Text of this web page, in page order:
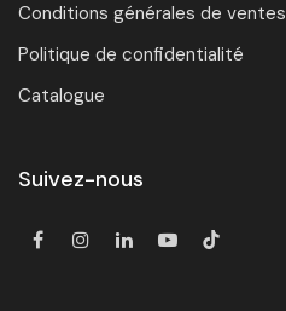
Conditions générales de ventes
Politique de confidentialité
Catalogue
Suivez-nous